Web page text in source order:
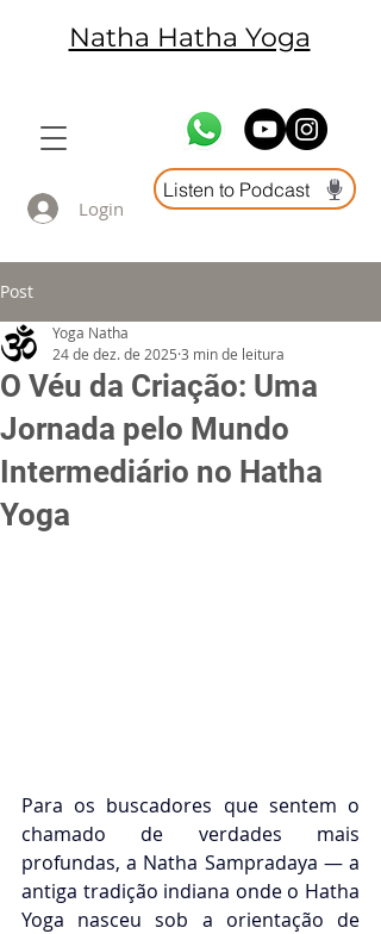
Natha Hatha Yoga
Login
Listen to Podcast
Post
O Véu da Criação: Uma
Jornada pelo Mundo
Intermediário no Hatha
Yoga
Yoga Natha
24 de dez. de 2025 3 min de leitura
Para os buscadores que sentem o
chamado de verdades mais
profundas, a Natha Sampradaya — a
antiga tradição indiana onde o Hatha
Yoga nasceu sob a orientação de